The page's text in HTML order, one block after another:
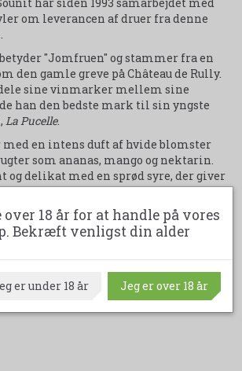
om leverancen af druer fra denne
"Jomfruen" og stammer fra en
gamle greve på Château de Rully.
sine vinmarker mellem sine
han den bedste mark til sin yngste
La Pucelle.
en intens duft af hvide blomster
som ananas, mango og nektarin.
og delikat med en sprød syre, der giver
mens den markante mineralitet og
eftersmag fuldender oplevelsen.
ved 10–11 °C og har et
på 6–10 år. Den er et oplagt valg til fisk,
18 år for at handle på vores
Bekræft venligst din alder
er under 18 år Jeg er over 18 år